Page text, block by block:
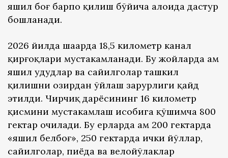
яшил боғ барпо қилиш бўйича алоҳида дастур
бошланади.
2026 йилда шаҳарда 18,5 километр канал
қирғоқлари мустаҳкамланади. Бу жойларда ҳам
яшил ҳудудлар ва сайилгоҳлар ташкил
қилишни ҳозирдан ўйлаш зарурлиги қайд
этилди. Чирчиқ дарёсининг 16 километр
қисмини мустаҳкамлаш ҳисобига қўшимча 800
гектар очилади. Бу ерларда ҳам 200 гектарда
«яшил белбоғ», 250 гектарда ички йўллар,
сайилгоҳлар, пиёда ва велойўлаклар